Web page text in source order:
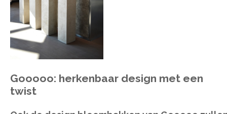
Gooooo: herkenbaar design met een
twist